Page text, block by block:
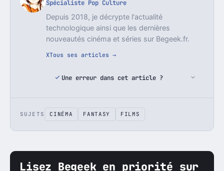
Spécialiste Pop Culture
Depuis 2018, je décrypte l'actualité
technologique ainsi que les dernières
nouveautés cinéma et séries sur Begeek.fr.
XTous ses articles →
Une erreur dans cet article ?
SUJETS CINÉMA FANTASY FILMS
Lisez Begeek en priorité sur